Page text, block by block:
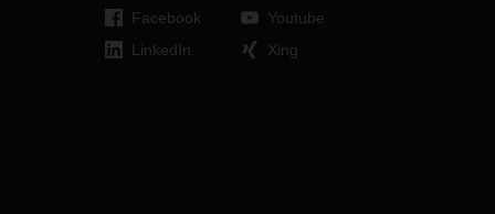
Facebook
LinkedIn
Youtube
Xing